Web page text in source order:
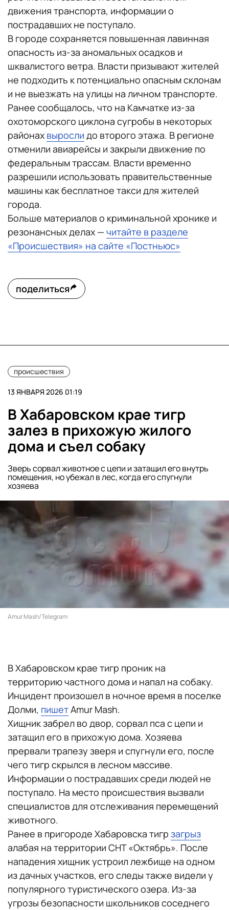
движения транспорта, информации о
пострадавших не поступало.
В городе сохраняется повышенная лавинная
опасность из-за аномальных осадков и
шквалистого ветра. Власти призывают жителей
не подходить к потенциально опасным склонам
и не выезжать на улицы на личном транспорте.
Ранее сообщалось, что на Камчатке из-за
охотоморского циклона сугробы в некоторых
районах выросли до второго этажа. В регионе
отменили авиарейсы и закрыли движение по
федеральным трассам. Власти временно
разрешили использовать правительственные
машины как бесплатное такси для жителей
города.
Больше материалов о криминальной хронике и
резонансных делах — читайте в разделе
«Происшествия» на сайте «Постньюс»
поделиться
происшествия
13 ЯНВАРЯ 2026 01:19
В Хабаровском крае тигр
залез в прихожую жилого
дома и съел собаку
Зверь сорвал животное с цепи и затащил его внутрь
помещения, но убежал в лес, когда его спугнули
хозяева
Amur Mash/Telegram
В Хабаровском крае тигр проник на
территорию частного дома и напал на собаку.
Инцидент произошел в ночное время в поселке
Долми, пишетAmur Mash.
Хищник забрел во двор, сорвал пса с цепи и
затащил его в прихожую дома. Хозяева
прервали трапезу зверя и спугнули его, после
чего тигр скрылся в лесном массиве.
Информации о пострадавших среди людей не
поступало. На место происшествия вызвали
специалистов для отслеживания перемещений
животного.
Ранее в пригороде Хабаровска тигр загрыз
алабая на территории СНТ «Октябрь». После
нападения хищник устроил лежбище на одном
из дачных участков, его следы также видели у
популярного туристического озера. Из-за
угрозы безопасности школьников соседнего